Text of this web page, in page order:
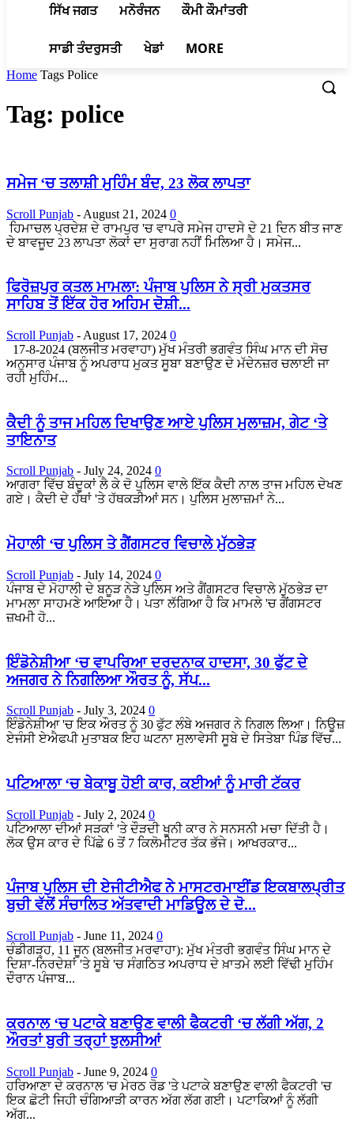
ਸਿੱਖ ਜਗਤ ਮਨੋਰੰਜਨ ਕੌਮੀ ਕੌਮਾਂਤਰੀ
ਸਾਡੀ ਤੰਦਰੁਸਤੀ ਖੇਡਾਂ MORE
Home Tags Police
Tag: police
ਸਮੇਜ ‘ਚ ਤਲਾਸ਼ੀ ਮੁਹਿੰਮ ਬੰਦ, 23 ਲੋਕ ਲਾਪਤਾ
Scroll Punjab - August 21, 2024 0
ਹਿਮਾਚਲ ਪ੍ਰਦੇਸ਼ ਦੇ ਰਾਮਪੁਰ 'ਚ ਵਾਪਰੇ ਸਮੇਜ ਹਾਦਸੇ ਦੇ 21 ਦਿਨ ਬੀਤ ਜਾਣ
ਦੇ ਬਾਵਜੂਦ 23 ਲਾਪਤਾ ਲੋਕਾਂ ਦਾ ਸੁਰਾਗ ਨਹੀਂ ਮਿਲਿਆ ਹੈ। ਸਮੇਜ...
ਫਿਰੋਜ਼ਪੁਰ ਕਤਲ ਮਾਮਲਾ: ਪੰਜਾਬ ਪੁਲਿਸ ਨੇ ਸ੍ਰੀ ਮੁਕਤਸਰ
ਸਾਹਿਬ ਤੋਂ ਇੱਕ ਹੋਰ ਅਹਿਮ ਦੋਸ਼ੀ...
Scroll Punjab - August 17, 2024 0
17-8-2024 (ਬਲਜੀਤ ਮਰਵਾਹਾ) ਮੁੱਖ ਮੰਤਰੀ ਭਗਵੰਤ ਸਿੰਘ ਮਾਨ ਦੀ ਸੋਚ
ਅਨੁਸਾਰ ਪੰਜਾਬ ਨੂੰ ਅਪਰਾਧ ਮੁਕਤ ਸੂਬਾ ਬਣਾਉਣ ਦੇ ਮੱਦੇਨਜ਼ਰ ਚਲਾਈ ਜਾ
ਰਹੀ ਮੁਹਿੰਮ...
ਕੈਦੀ ਨੂੰ ਤਾਜ ਮਹਿਲ ਦਿਖਾਉਣ ਆਏ ਪੁਲਿਸ ਮੁਲਾਜ਼ਮ, ਗੇਟ ‘ਤੇ
ਤਾਇਨਾਤ
Scroll Punjab - July 24, 2024 0
ਆਗਰਾ ਵਿੱਚ ਬੰਦੂਕਾਂ ਲੈ ਕੇ ਦੋ ਪੁਲਿਸ ਵਾਲੇ ਇੱਕ ਕੈਦੀ ਨਾਲ ਤਾਜ ਮਹਿਲ ਦੇਖਣ
ਗਏ। ਕੈਦੀ ਦੇ ਹੱਥਾਂ 'ਤੇ ਹੱਥਕੜੀਆਂ ਸਨ। ਪੁਲਿਸ ਮੁਲਾਜ਼ਮਾਂ ਨੇ...
ਮੋਹਾਲੀ ‘ਚ ਪੁਲਿਸ ਤੇ ਗੈਂਗਸਟਰ ਵਿਚਾਲੇ ਮੁੱਠਭੇੜ
Scroll Punjab - July 14, 2024 0
ਪੰਜਾਬ ਦੇ ਮੋਹਾਲੀ ਦੇ ਬਨੂੜ ਨੇੜੇ ਪੁਲਿਸ ਅਤੇ ਗੈਂਗਸਟਰ ਵਿਚਾਲੇ ਮੁੱਠਭੇੜ ਦਾ
ਮਾਮਲਾ ਸਾਹਮਣੇ ਆਇਆ ਹੈ। ਪਤਾ ਲੱਗਿਆ ਹੈ ਕਿ ਮਾਮਲੇ 'ਚ ਗੈਂਗਸਟਰ
ਜ਼ਖਮੀ ਹੋ...
ਇੰਡੋਨੇਸ਼ੀਆ ‘ਚ ਵਾਪਰਿਆ ਦਰਦਨਾਕ ਹਾਦਸਾ, 30 ਫੁੱਟ ਦੇ
ਅਜਗਰ ਨੇ ਨਿਗਲਿਆ ਔਰਤ ਨੂੰ, ਸੱਪ...
Scroll Punjab - July 3, 2024 0
ਇੰਡੋਨੇਸ਼ੀਆ 'ਚ ਇਕ ਔਰਤ ਨੂੰ 30 ਫੁੱਟ ਲੰਬੇ ਅਜਗਰ ਨੇ ਨਿਗਲ ਲਿਆ। ਨਿਊਜ਼
ਏਜੰਸੀ ਏਐਫਪੀ ਮੁਤਾਬਕ ਇਹ ਘਟਨਾ ਸੁਲਾਵੇਸੀ ਸੂਬੇ ਦੇ ਸਿਤੇਬਾ ਪਿੰਡ ਵਿੱਚ...
ਪਟਿਆਲਾ ‘ਚ ਬੇਕਾਬੂ ਹੋਈ ਕਾਰ, ਕਈਆਂ ਨੂੰ ਮਾਰੀ ਟੱਕਰ
Scroll Punjab - July 2, 2024 0
ਪਟਿਆਲਾ ਦੀਆਂ ਸੜਕਾਂ 'ਤੇ ਦੌੜਦੀ ਖੂਨੀ ਕਾਰ ਨੇ ਸਨਸਨੀ ਮਚਾ ਦਿੱਤੀ ਹੈ।
ਲੋਕ ਉਸ ਕਾਰ ਦੇ ਪਿੱਛੇ 6 ਤੋਂ 7 ਕਿਲੋਮੀਟਰ ਤੱਕ ਭੱਜੇ। ਆਖਰਕਾਰ...
ਪੰਜਾਬ ਪੁਲਿਸ ਦੀ ਏਜੀਟੀਐਫ ਨੇ ਮਾਸਟਰਮਾਈਂਡ ਇਕਬਾਲਪ੍ਰੀਤ
ਬੁਚੀ ਵੱਲੋਂ ਸੰਚਾਲਿਤ ਅੱਤਵਾਦੀ ਮਾਡਿਊਲ ਦੇ ਦੋ...
Scroll Punjab - June 11, 2024 0
ਚੰਡੀਗੜ੍ਹ, 11 ਜੂਨ (ਬਲਜੀਤ ਮਰਵਾਹਾ): ਮੁੱਖ ਮੰਤਰੀ ਭਗਵੰਤ ਸਿੰਘ ਮਾਨ ਦੇ
ਦਿਸ਼ਾ-ਨਿਰਦੇਸ਼ਾਂ 'ਤੇ ਸੂਬੇ 'ਚ ਸੰਗਠਿਤ ਅਪਰਾਧ ਦੇ ਖ਼ਾਤਮੇ ਲਈ ਵਿੱਢੀ ਮੁਹਿੰਮ
ਦੌਰਾਨ ਪੰਜਾਬ...
ਕਰਨਾਲ ‘ਚ ਪਟਾਕੇ ਬਣਾਉਣ ਵਾਲੀ ਫੈਕਟਰੀ ‘ਚ ਲੱਗੀ ਅੱਗ, 2
ਔਰਤਾਂ ਬੁਰੀ ਤਰ੍ਹਾਂ ਝੁਲਸੀਆਂ
Scroll Punjab - June 9, 2024 0
ਹਰਿਆਣਾ ਦੇ ਕਰਨਾਲ 'ਚ ਮੇਰਠ ਰੋਡ 'ਤੇ ਪਟਾਕੇ ਬਣਾਉਣ ਵਾਲੀ ਫੈਕਟਰੀ 'ਚ
ਇਕ ਛੋਟੀ ਜਿਹੀ ਚੰਗਿਆੜੀ ਕਾਰਨ ਅੱਗ ਲੱਗ ਗਈ। ਪਟਾਕਿਆਂ ਨੂੰ ਲੱਗੀ
ਅੱਗ...